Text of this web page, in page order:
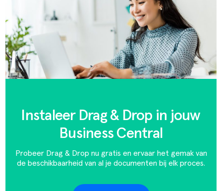
Instaleer Drag & Drop in jouw
Business Central
Probeer Drag & Drop nu gratis en ervaar het gemak van
de beschikbaarheid van al je documenten bij elk proces.